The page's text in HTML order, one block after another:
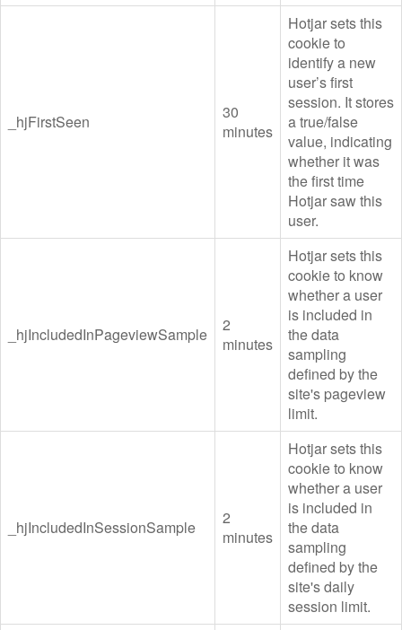
_hjFirstSeen
30
minutes
Hotjar sets this
cookie to
identify a new
user’s first
session. It stores
a true/false
value, indicating
whether it was
the first time
Hotjar saw this
user.
_hjIncludedInPageviewSample
2
minutes
Hotjar sets this
cookie to know
whether a user
is included in
the data
sampling
defined by the
site's pageview
limit.
_hjIncludedInSessionSample
2
minutes
Hotjar sets this
cookie to know
whether a user
is included in
the data
sampling
defined by the
site's daily
session limit.